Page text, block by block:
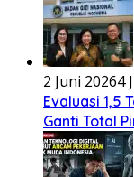
2 Juni 20264
Evaluasi 1,5
Ganti Total